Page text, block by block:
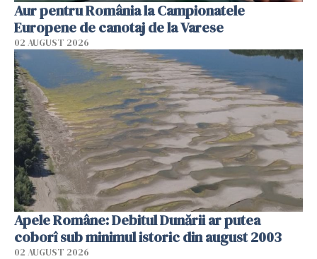
Aur pentru România la Campionatele
Europene de canotaj de la Varese
02 AUGUST 2026
Apele Române: Debitul Dunării ar putea
coborî sub minimul istoric din august 2003
02 AUGUST 2026